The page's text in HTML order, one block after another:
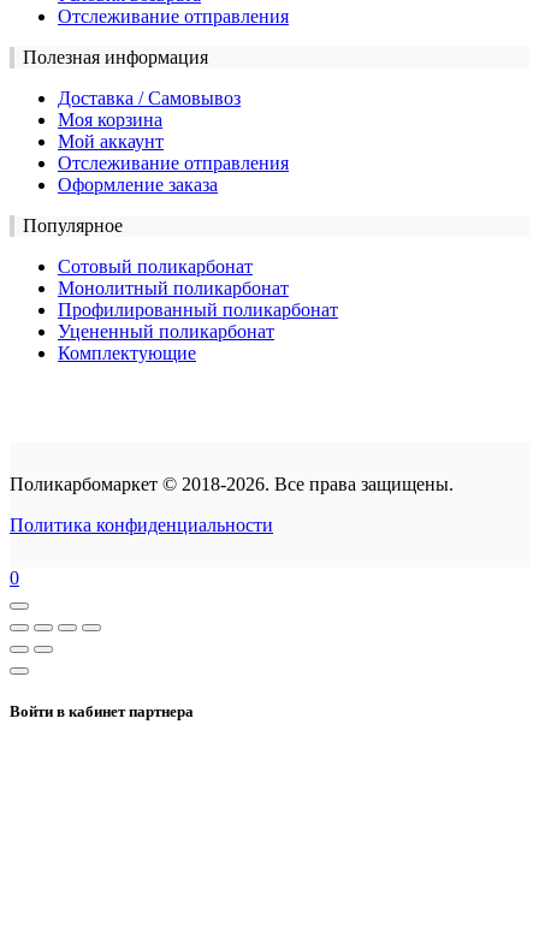
Отслеживание отправления
Полезная информация
Доставка / Самовывоз
Моя корзина
Мой аккаунт
Отслеживание отправления
Оформление заказа
Популярное
Сотовый поликарбонат
Монолитный поликарбонат
Профилированный поликарбонат
Уцененный поликарбонат
Комплектующие
Поликарбомаркет © 2018-2026. Все права защищены.
Политика конфиденциальности
0
Войти в кабинет партнера